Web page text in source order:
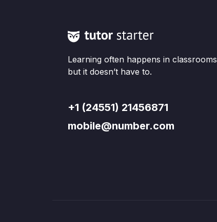
Learning often happens in classrooms
but it doesn’t have to.
+1 (24551) 21456871
mobile@number.com